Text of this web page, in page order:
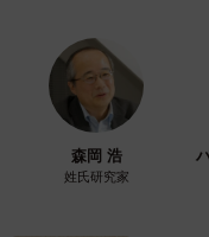
森岡 浩
姓氏研究家